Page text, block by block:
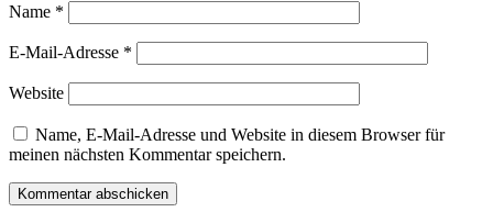
Name *
E-Mail-Adresse *
Website
Name, E-Mail-Adresse und Website in diesem Browser für
meinen nächsten Kommentar speichern.